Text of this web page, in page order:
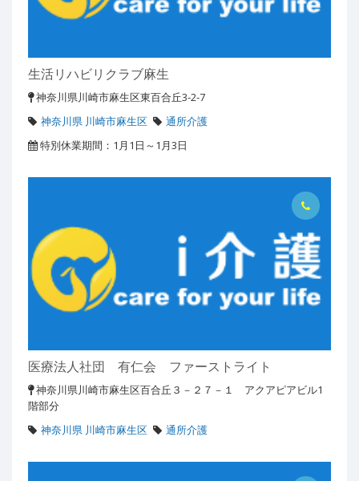
生活リハビリクラブ麻生
神奈川県川崎市麻生区東百合丘3-2-7
神奈川県 川崎市麻生区
通所介護
特別休業期間：1月1日～1月3日
医療法人社団 有仁会 ファーストライト
神奈川県川崎市麻生区百合丘３－２７－１ アクアピアビル1
階部分
神奈川県 川崎市麻生区
通所介護